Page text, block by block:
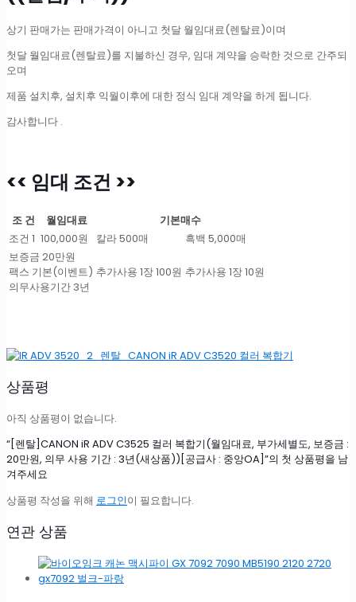
임
대
료,
부
가
별
도,
보
20
원,
의
무
사
용
년
상
[공
사
:
중
앙
OA]
수
량
상기 판매가는 판매가격이 아니고 첫달 월임대료(렌탈료)이며
첫달 월임대료(렌탈료)를 지불하신 경우, 임대 계약을 승락한 것으로 간주되
오며
제품 설치후, 설치후 익월이후에 대한 정식 임대 계약을 하게 됩니다.
감사합니다 .
<< 임대 조건 >>
조 건 월임대료
기본매수
조건 1 100,000원 칼라 500매
흑백 5,000매
보증금 20만원
팩스 기본(이벤트)
의무사용기간 3년
추가사용 1장 100원 추가사용 1장 10원
상품평
아직 상품평이 없습니다.
“[렌탈]CANON iR ADV C3525 컬러 복합기(월임대료, 부가세별도, 보증금 :
20만원, 의무 사용 기간 : 3년(새상품))[공급사 : 중앙OA]”의 첫 상품평을 남
겨주세요
상품평 작성을 위해 로그인이 필요합니다.
연관 상품